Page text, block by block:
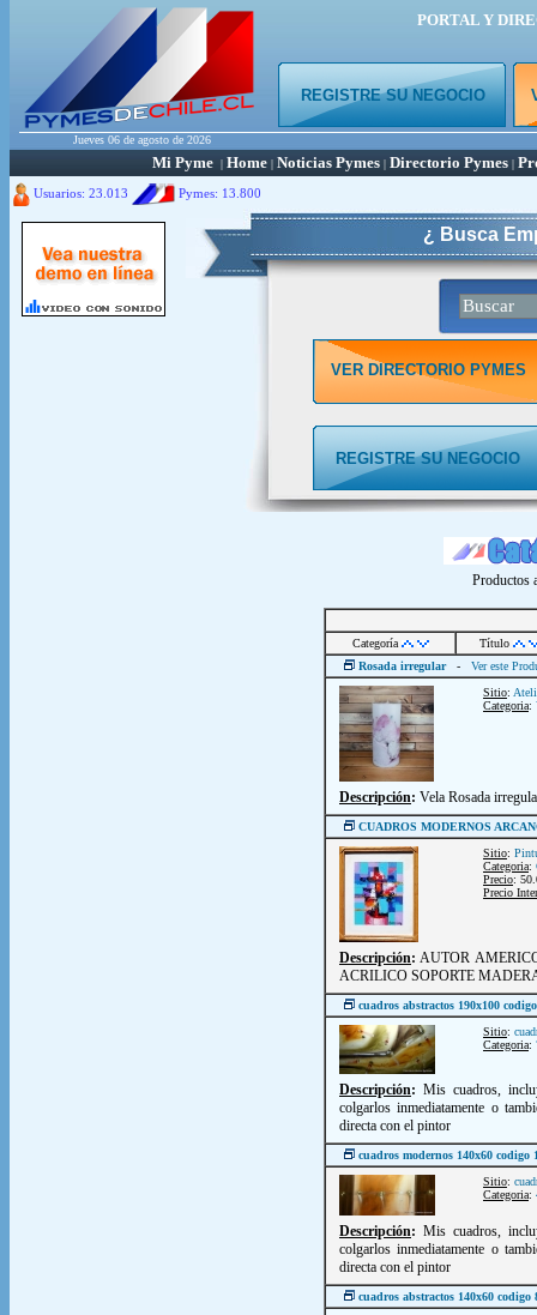
PORTAL Y
REGISTRE SU NEGOCIO
Jueves 06 de agosto de 2026
Mi Pyme | Home | Noticias Pymes | Directorio Pymes |
Usuarios: 23.013 Pymes: 13.800
¿ Busca
VER DIRECTORIO PYMES
REGISTRE SU NEGOCIO
Productos
Categoría
Título
Rosada irregular
- Ver este
Sitio:
Categoria:
Descripción: Vela Rosada
CUADROS MODERNOS
Sitio:
Categoria:
Precio:
Precio
Descripción: AUTOR
ACRILICO SOPORTE
cuadros abstractos 190x100
Sitio:
Categoria:
Descripción: Mis cuadros,
colgarlos inmediatamente o
directa con el pintor
cuadros modernos 140x60
Sitio:
Categoria:
Descripción: Mis cuadros,
colgarlos inmediatamente o
directa con el pintor
cuadros abstractos 140x60